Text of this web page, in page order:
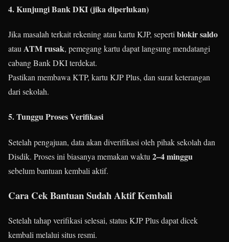
4.Kunjungi Bank DKI (jika diperlukan)
Jika masalah terkait rekening atau kartu KJP, seperti blokir saldo
atau ATM rusak, pemegang kartu dapat langsung mendatangi
cabang Bank DKI terdekat.
Pastikan membawa KTP, kartu KJP Plus, dan surat keterangan
dari sekolah.
5.Tunggu Proses Verifikasi
Setelah pengajuan, data akan diverifikasi oleh pihak sekolah dan
Disdik. Proses ini biasanya memakan waktu 2–4 minggu
sebelum bantuan kembali aktif.
Cara Cek Bantuan Sudah Aktif Kembali
Setelah tahap verifikasi selesai, status KJP Plus dapat dicek
kembali melalui situs resmi.